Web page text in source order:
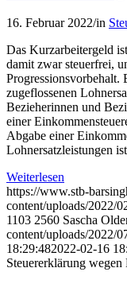
16. Februar 2022/in
Das Kurzarbeitergeld
damit zwar steuerfrei,
Progressionsvorbehalt.
zugeflossenen
Bezieherinnen und
einer
Abgabe einer
Lohnersatzleistungen
Weiterlesen
https://www.stb-
content/uploads/2022/
1103 2560 Sascha
content/uploads/2022/
18:29:482022-02-16
Steuererklärung